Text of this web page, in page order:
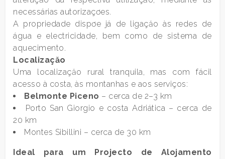
necessárias autorizaçơes.
A propriedade dispơe já de ligaçăo às redes de
água e electricidade, bem como de sistema de
aquecimento.
Localizaçăo
Uma localizaçăo rural tranquila, mas com fácil
acesso à costa, às montanhas e aos serviços:
Belmonte Piceno – cerca de 2–3 km
Porto San Giorgio e costa Adriática – cerca de
20 km
Montes Sibillini – cerca de 30 km
Ideal para um Projecto de Alojamento
1
2
4
5
5+